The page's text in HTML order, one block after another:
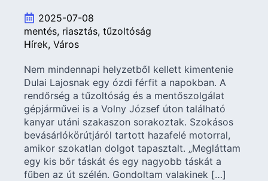
2025-07-08
mentés riasztás tűzoltóság
Hírek Város
Nem mindennapi helyzetből kellett kimentenie
Dulai Lajosnak egy ózdi férfit a napokban. A
rendőrség a tűzoltóság és a mentőszolgálat
gépjárművei is a Volny József úton található
kanyar utáni szakaszon sorakoztak. Szokásos
bevásárlókörútjáról tartott hazafelé motorral,
amikor szokatlan dolgot tapasztalt. „Megláttam
egy kis bőr táskát és egy nagyobb táskát a
fűben az út szélén. Gondoltam valakinek […]